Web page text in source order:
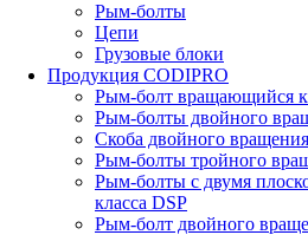
Рым-болты
Цепи
Грузовые блоки
Продукция CODIPRO
Рым-болт вращающийся
Рым-болты двойного
Скоба двойного
Рым-болты тройного
Рым-болты с двумя
класса DSP
Рым-болт двойного